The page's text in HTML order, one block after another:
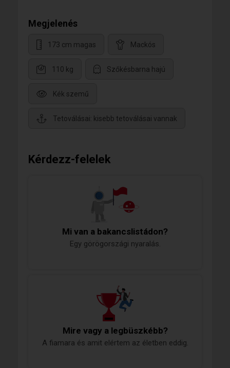
Megjelenés
173 cm magas Mackós
110 kg Szőkésbarna hajú
Kék szemű
Tetoválásai: kisebb tetoválásai vannak
Kérdezz-felelek
Mi van a bakancslistádon?
Egy görögországi nyaralás.
Mire vagy a legbüszkébb?
A fiamara és amit elértem az életben eddig.